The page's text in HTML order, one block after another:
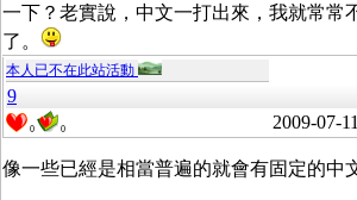
一下？老實說，中文一打出來，我就常常
了。
本人已不在此站活動
9
0 0 2009-07-11
像一些已經是相當普遍的就會有固定的中